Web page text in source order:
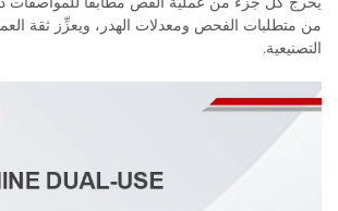
من متطلبات الفحص ومعدلات الهدر، ويعزِّز ثقة
التصنيعية.